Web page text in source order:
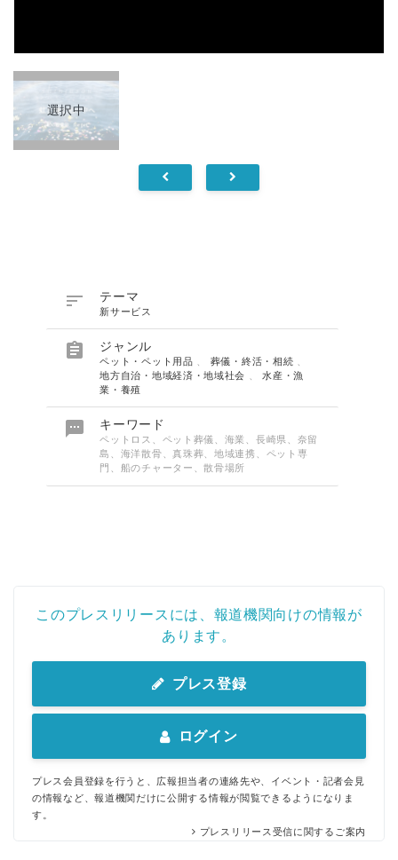
選択中
 テーマ
新サービス
 ジャンル
ペット・ペット用品 葬儀・終活・相続
地方自治・地域経済・地域社会
、水産・漁
業・養殖
 キーワード
ペットロス、ペット葬儀、海業、長崎県、奈留
島、海洋散骨、真珠葬、地域連携、ペット専
門、船のチャーター、散骨場所
このプレスリリースには、報道機関向けの情報が
あります。
プレス登録
ログイン
プレス会員登録を行うと、広報担当者の連絡先や、イベント・記者会見
の情報など、報道機関だけに公開する情報が閲覧できるようになりま
す。
プレスリリース受信に関するご案内